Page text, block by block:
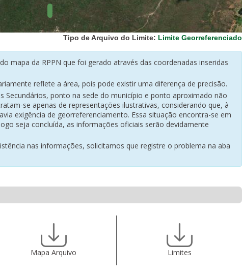
Tipo de Arquivo do Limite: Limite Georreferenciado
mapa da RPPN que foi gerado através das coordenadas inseridas
reflete a área, pois pode existir uma diferença de precisão.
Secundários, ponto na sede do município e ponto aproximado não
se apenas de representações ilustrativas, considerando que, à
exigência de georreferenciamento. Essa situação encontra-se em
seja concluída, as informações oficiais serão devidamente
nas informações, solicitamos que registre o problema na aba
Mapa Arquivo Limites